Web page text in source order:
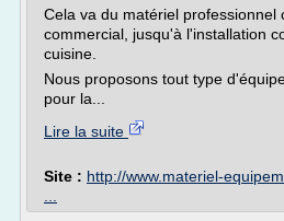
Cela va du matériel professionnel
commercial, jusqu'à l'installation
cuisine.
Nous proposons tout type
pour la...
Lire la suite
Site : http://www.materiel-